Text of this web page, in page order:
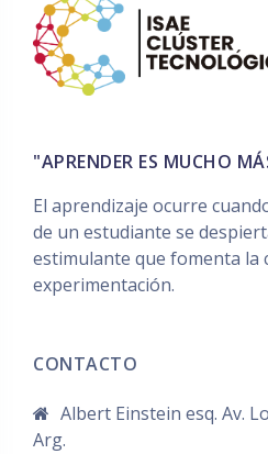
"APRENDER ES MUCHO
El aprendizaje ocurre
de un estudiante se
estimulante que fomenta la
experimentación.
CONTACTO
Albert Einstein esq. Av.
Arg.